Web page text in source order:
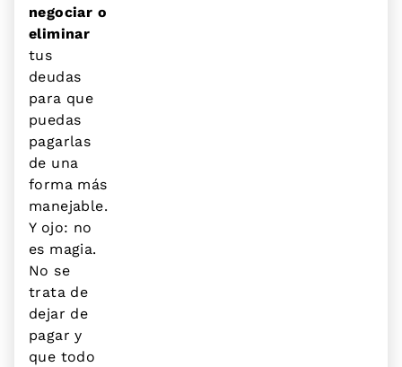
negociar o
eliminar
tus
deudas
para que
puedas
pagarlas
de una
forma más
manejable.
Y ojo: no
es magia.
No se
trata de
dejar de
pagar y
que todo